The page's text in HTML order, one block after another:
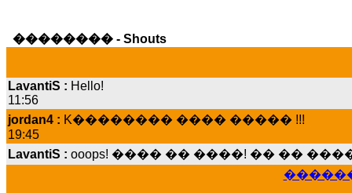
�������� - Shouts
11:56
jordan4 :
19:45
LavantiS :
���� ���; ���� ��� ��� ��������